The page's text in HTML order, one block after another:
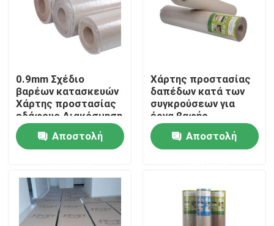
Ποιοτικός έλεγχος
Ζητήστε ένα απόσπασμα
Έγγραφο προστασίας δαπέδων
Προσωρινός ρόλος προστασίας πατωμάτων
Προστασία πατωμάτων εγγράφου της Kraft
0.9mm Σχέδιο
βαρέων κατασκευών
Χάρτης προστασίας
εδάφους Διακόσμηση
Τελειωμένο υλικό
προστασίας δαπέδου
Αποστολή
Χάρτης προστασίας
δαπέδων κατά των
συγκρούσεων για
έργα βαφής
Αποστολή